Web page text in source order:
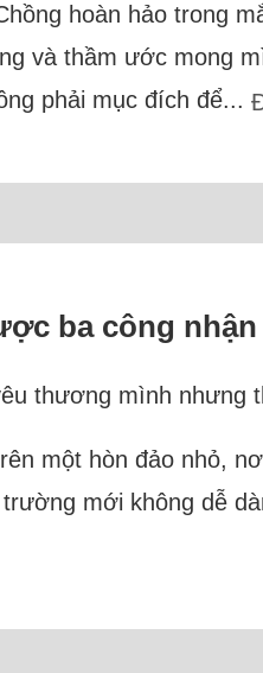
hoàn hảo trong
và thầm ước mong
phải mục đích để...
ba công
thương mình nhưng
một hòn đảo nhỏ,
mới không dễ